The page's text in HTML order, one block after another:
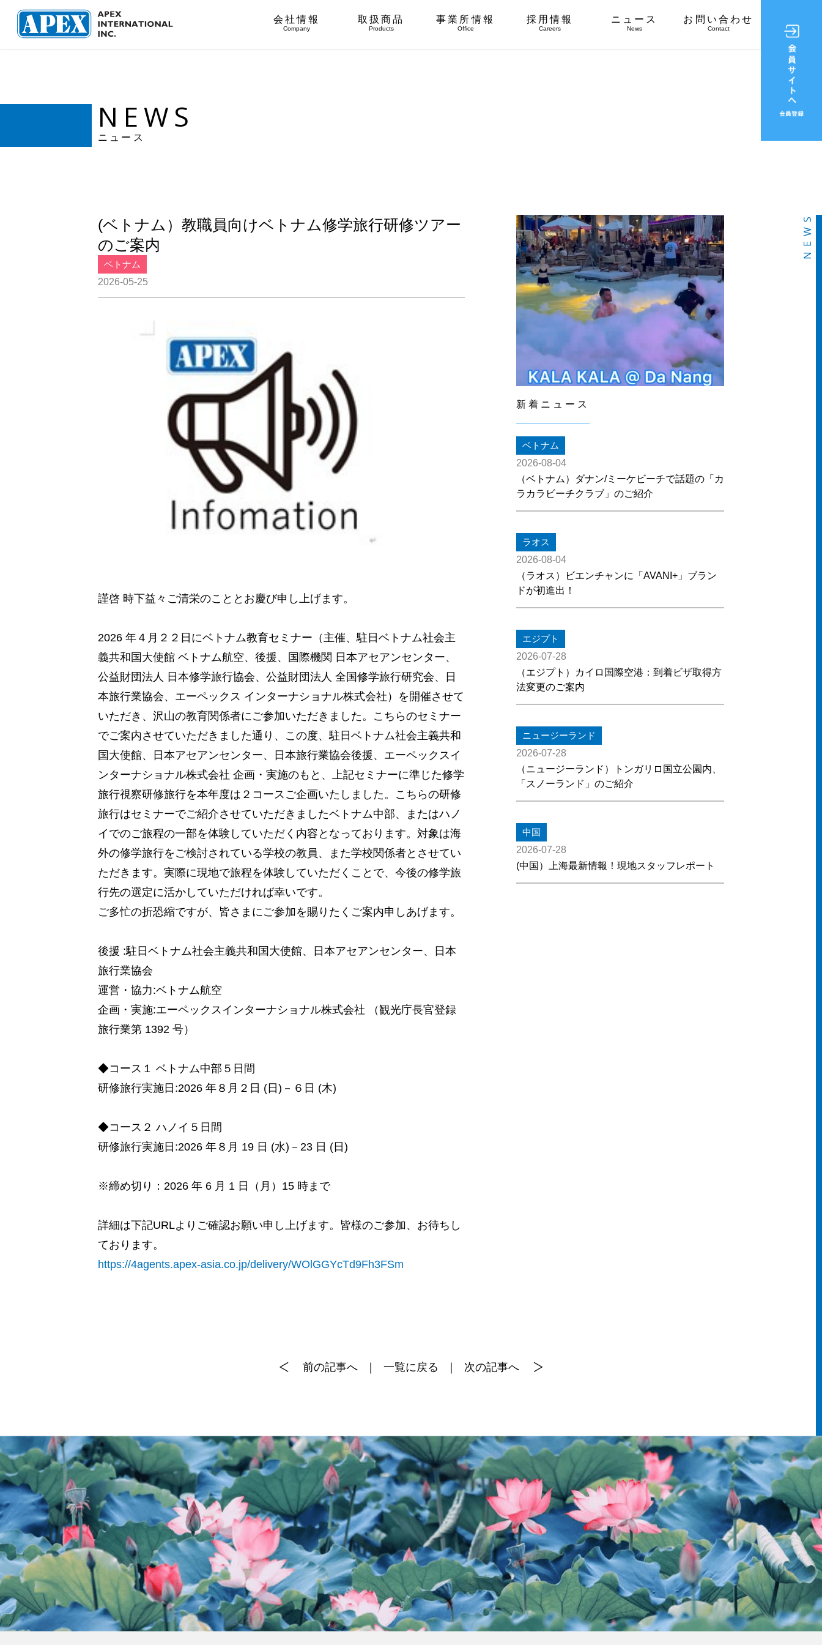
会社情報
Company
取扱商品
Products
事業所情報
Office
採用情報
Careers
ニュース
News
お問い合わせ
Contact
NEWS
ニュース
NEWS
(ベトナム）教職員向けベトナム修学旅行研修ツアー
のご案内
ベトナム
2026-05-25
謹啓 時下益々ご清栄のこととお慶び申し上げます。
2026 年４月２２日にベトナム教育セミナー（主催、駐日ベトナム社会主
義共和国大使館 ベトナム航空、後援、国際機関 日本アセアンセンター、
公益財団法人 日本修学旅行協会、公益財団法人 全国修学旅行研究会、日
本旅行業協会、エーペックス インターナショナル株式会社）を開催させて
いただき、沢山の教育関係者にご参加いただきました。こちらのセミナー
でご案内させていただきました通り、この度、駐日ベトナム社会主義共和
国大使館、日本アセアンセンター、日本旅行業協会後援、エーペックスイ
ンターナショナル株式会社 企画・実施のもと、上記セミナーに準じた修学
旅行視察研修旅行を本年度は２コースご企画いたしました。こちらの研修
旅行はセミナーでご紹介させていただきましたベトナム中部、またはハノ
イでのご旅程の一部を体験していただく内容となっております。対象は海
外の修学旅行をご検討されている学校の教員、また学校関係者とさせてい
ただきます。実際に現地で旅程を体験していただくことで、今後の修学旅
行先の選定に活かしていただければ幸いです。
ご多忙の折恐縮ですが、皆さまにご参加を賜りたくご案内申しあげます。
後援 :駐日ベトナム社会主義共和国大使館、日本アセアンセンター、日本
旅行業協会
運営・協力:ベトナム航空
企画・実施:エーペックスインターナショナル株式会社 （観光庁⾧官登録
旅行業第 1392 号）
◆コース１ ベトナム中部５日間
研修旅行実施日:2026 年８月２日 (日)－６日 (木)
◆コース２ ハノイ５日間
研修旅行実施日:2026 年８月 19 日 (水)－23 日 (日)
※締め切り：2026 年 6 月 1 日（月）15 時まで
詳細は下記URLよりご確認お願い申し上げます。皆様のご参加、お待ちし
ております。
https://4agents.apex-asia.co.jp/delivery/WOlGGYcTd9Fh3FSm
新着ニュース
ベトナム
2026-08-04
（ベトナム）ダナン/ミーケビーチで話題の「カ
ラカラビーチクラブ」のご紹介
ラオス
2026-08-04
（ラオス）ビエンチャンに「AVANI+」ブラン
ドが初進出！
エジプト
2026-07-28
（エジプト）カイロ国際空港：到着ビザ取得方
法変更のご案内
ニュージーランド
2026-07-28
（ニュージーランド）トンガリロ国立公園内、
「スノーランド」のご紹介
中国
2026-07-28
(中国）上海最新情報！現地スタッフレポート
前の記事へ 一覧に戻る 次の記事へ